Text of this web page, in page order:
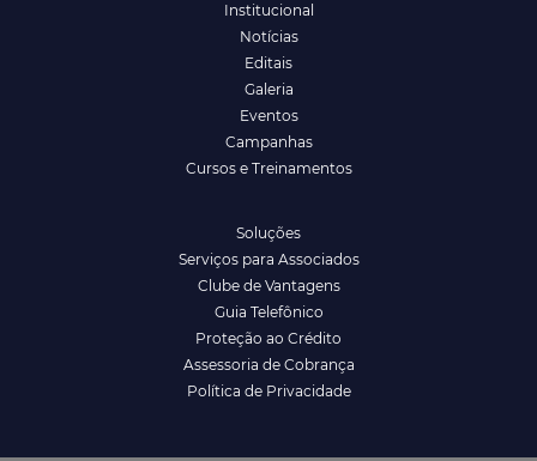
Institucional
Notícias
Editais
Galeria
Eventos
Campanhas
Cursos e Treinamentos
Soluções
Serviços para Associados
Clube de Vantagens
Guia Telefônico
Proteção ao Crédito
Assessoria de Cobrança
Política de Privacidade